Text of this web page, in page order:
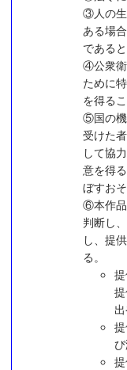
③人の生
ある場
であると
④公衆衛
ために
を得る
⑤国の機
受けた
して協
意を得
ぼすお
⑥本作品
判断し
し、提
る。